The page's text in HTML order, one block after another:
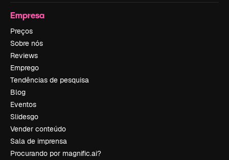
Empresa
Preços
Sobre nós
Reviews
Emprego
Tendências de pesquisa
Blog
Eventos
Slidesgo
Vender conteúdo
Sala de imprensa
Procurando por magnific.ai?